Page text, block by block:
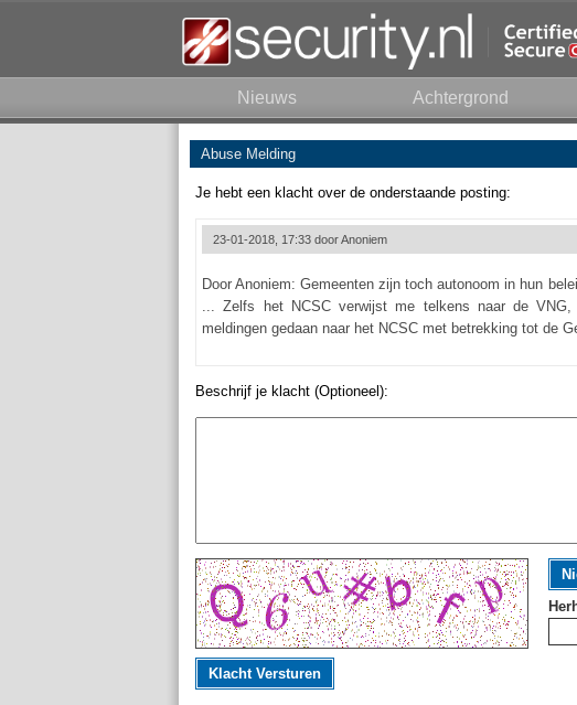
Nieuws Achtergrond
Abuse Melding
Je hebt een klacht over de onderstaande posting:
23-01-2018, 17:33 doorAnoniem
Door Anoniem: Gemeenten zijn toch autonoom in hun
... Zelfs het NCSC verwijst me telkens naar de
meldingen gedaan naar het NCSC met betrekking tot de
Beschrijf je klacht (Optioneel):
Klacht Versturen